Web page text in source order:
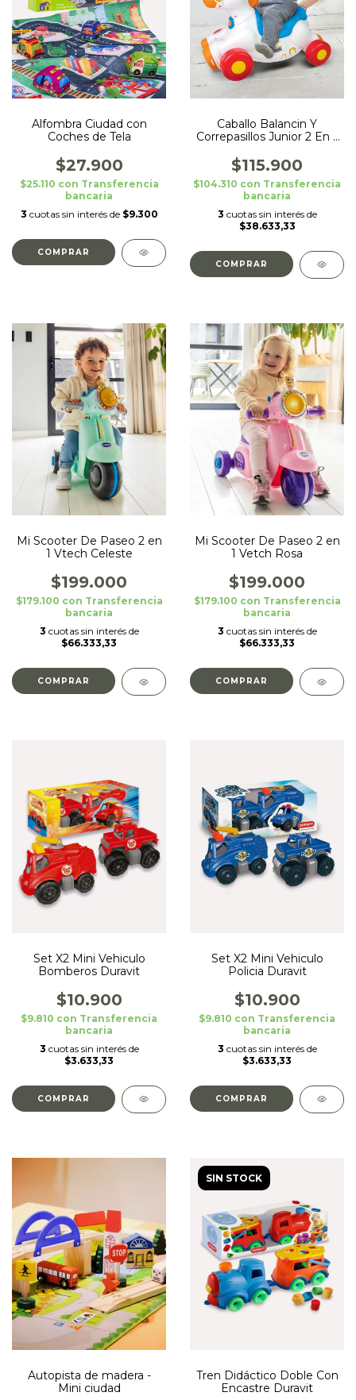
Alfombra Ciudad con
Coches de Tela
$27.900
$25.110 con Transferencia
bancaria
3 cuotas sin interés de $9.300
Caballo Balancin Y
Correpasillos Junior 2 En 1
$115.900
$104.310 con Transferencia
bancaria
3 cuotas sin interés de
$38.633,33
Mi Scooter De Paseo 2 en
1 Vtech Celeste
$199.000
$179.100 con Transferencia
bancaria
3 cuotas sin interés de
$66.333,33
Mi Scooter De Paseo 2 en
1 Vetch Rosa
$199.000
$179.100 con Transferencia
bancaria
3 cuotas sin interés de
$66.333,33
Set X2 Mini Vehiculo
Bomberos Duravit
$10.900
$9.810 con Transferencia
bancaria
3 cuotas sin interés de
$3.633,33
Set X2 Mini Vehiculo
Policia Duravit
$10.900
$9.810 con Transferencia
bancaria
3 cuotas sin interés de
$3.633,33
Autopista de madera -
Mini ciudad
SIN STOCK
Tren Didáctico Doble Con
Encastre Duravit